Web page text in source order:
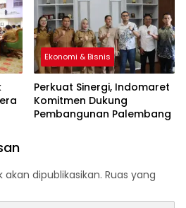
Ekonomi & Bisnis
Perkuat Sinergi, Indomaret
Komitmen Dukung
Pembangunan Palembang
dipublikasikan. Ruas yang